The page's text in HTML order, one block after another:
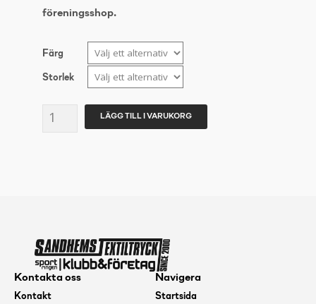
föreningsshop.
Färg
Storlek
CRAFT
LÄGG TILL I VARUKORG
Kontakta oss
Kontakt
Navigera
Startsida